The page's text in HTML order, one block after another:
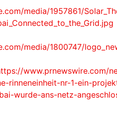
media/1957861/
media/1800747/
www.prnewswire.com/
rinneneinheit-nr-1-ein-
wurde-ans-netz-